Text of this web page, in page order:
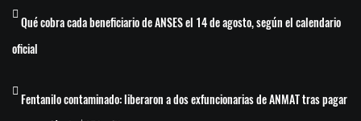
Qué cobra cada beneficiario de ANSES el 14 de agosto, según el calendario
oficial
Fentanilo contaminado: liberaron a dos exfuncionarias de ANMAT tras pagar